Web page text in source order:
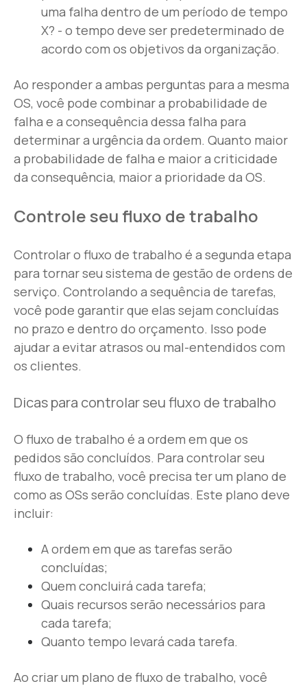
uma falha dentro de um período de tempo
X? - o tempo deve ser predeterminado de
acordo com os objetivos da organização.
Ao responder a ambas perguntas para a mesma
OS, você pode combinar a probabilidade de
falha e a consequência dessa falha para
determinar a urgência da ordem. Quanto maior
a probabilidade de falha e maior a criticidade
da consequência, maior a prioridade da OS.
Controle seu fluxo de trabalho
Controlar o fluxo de trabalho é a segunda etapa
para tornar seu sistema de gestão de ordens de
serviço. Controlando a sequência de tarefas,
você pode garantir que elas sejam concluídas
no prazo e dentro do orçamento. Isso pode
ajudar a evitar atrasos ou mal-entendidos com
os clientes.
Dicas para controlar seu fluxo de trabalho
O fluxo de trabalho é a ordem em que os
pedidos são concluídos. Para controlar seu
fluxo de trabalho, você precisa ter um plano de
como as OSs serão concluídas. Este plano deve
incluir:
A ordem em que as tarefas serão
concluídas;
Quem concluirá cada tarefa;
Quais recursos serão necessários para
cada tarefa;
Quanto tempo levará cada tarefa.
Ao criar um plano de fluxo de trabalho, você